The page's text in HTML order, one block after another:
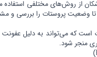
وضعیت پروستات را بررسی و
که می‌تواند به دلیل عفونت
منجر شود.